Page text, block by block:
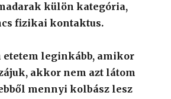
külön kategória,
fizikai kontaktus.
etetem leginkább, amikor
akkor nem azt látom
mennyi kolbász lesz